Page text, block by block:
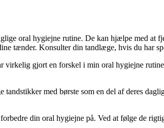
oral hygiejne rutine. De kan hjælpe med at
tænder. Konsulter din tandlæge, hvis du har
virkelig gjort en forskel i min oral hygiejne
tandstikker med børste som en del af deres
din oral hygiejne på. Ved at følge de